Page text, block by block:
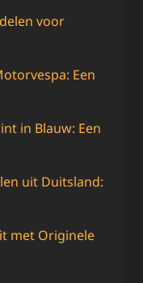
voor
Een
in Blauw: Een
uit Duitsland:
met Originele